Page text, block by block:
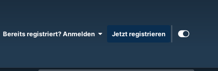
Bereits registriert? Anmelden Jetzt registrieren